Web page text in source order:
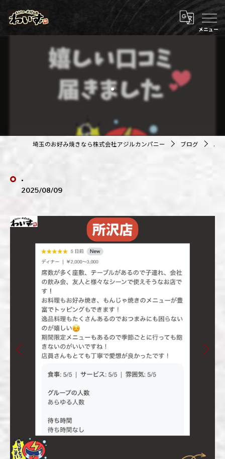
.
埼玉のお好み焼きなら株式会社アジルカンパニー ブログ .
.
2025/08/09